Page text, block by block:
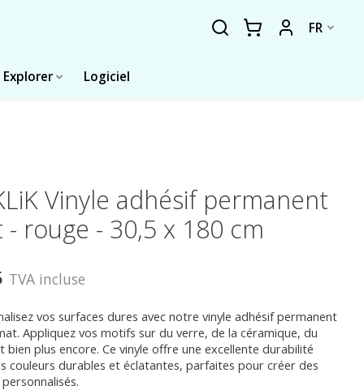
FR
Explorer Logiciel
Vinyle adhésif permanent
- rouge - 30,5 x 180 cm
TVA incluse
vos surfaces dures avec notre vinyle adhésif permanent
Appliquez vos motifs sur du verre, de la céramique, du
bien plus encore. Ce vinyle offre une excellente durabilité
couleurs durables et éclatantes, parfaites pour créer des